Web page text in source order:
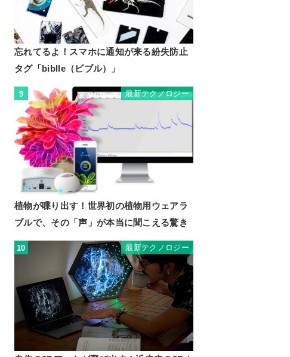
忘れてるよ！スマホに通知が来る紛失防止
タグ「biblle（ビブル）」
9 最新テクノロジー
植物が喋り出す！世界初の植物用ウェアラ
ブルで、その「声」が本当に聞こえる驚き
10 最新テクノロジー